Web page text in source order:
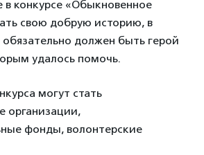
в конкурсе «Обыкновенное
свою добрую историю, в
должен быть герой
удалось помочь.
могут стать
организации,
фонды, волонтерские